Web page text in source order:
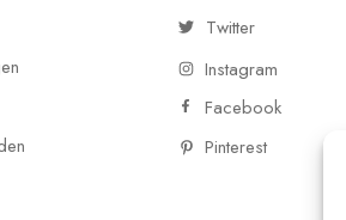
Twitter
Instagram
Facebook
Pinterest